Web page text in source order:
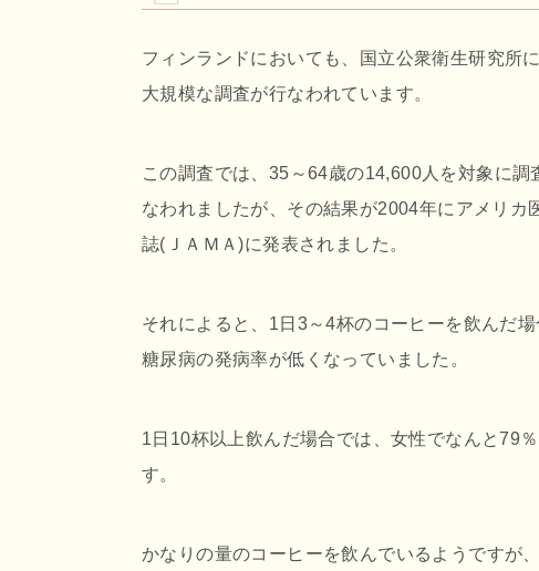
フィンランドにおいても、国立公衆衛生研究所
大規模な調査が行なわれています。
この調査では、35～64歳の14,600人を対象に調
なわれましたが、その結果が2004年にアメリカ
誌(ＪＡＭＡ)に発表されました。
それによると、1日3～4杯のコーヒーを飲んだ
糖尿病の発病率が低くなっていました。
1日10杯以上飲んだ場合では、女性でなんと79
す。
かなりの量のコーヒーを飲んでいるようですが